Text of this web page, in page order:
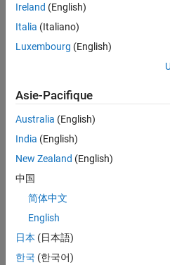
recherche
ou
afficher
l’ensemble
d'emploi.
malgré
tout
vous
trouvez
pas
d'offre
corresponde
à vos
Ireland (English)
Italia (Italiano)
Luxembourg (English)
Asie-Pacifique
Australia (English)
India (English)
New Zealand (English)
中国
简体中文
English
日本 (日本語)
한국 (한국어)